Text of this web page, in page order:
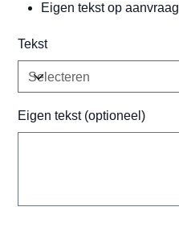
Eigen tekst op aanvraag
Tekst
Eigen tekst (optioneel)